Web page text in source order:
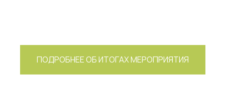
ПОДРОБНЕЕ ОБ ИТОГАХ МЕРОПРИЯТИЯ